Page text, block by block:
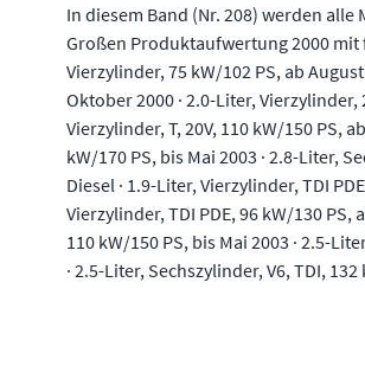
In diesem Band (Nr. 208) werden
Großen Produktaufwertung 2000 mit
Vierzylinder, 75 kW/102 PS, ab
Oktober 2000 · 2.0-Liter, Vierzylinder,
Vierzylinder, T, 20V, 110 kW/150 PS,
kW/170 PS, bis Mai 2003 · 2.8-Liter,
Diesel · 1.9-Liter, Vierzylinder, TDI
Vierzylinder, TDI PDE, 96 kW/130 PS,
110 kW/150 PS, bis Mai 2003 · 2.5-
· 2.5-Liter, Sechszylinder, V6, TDI,